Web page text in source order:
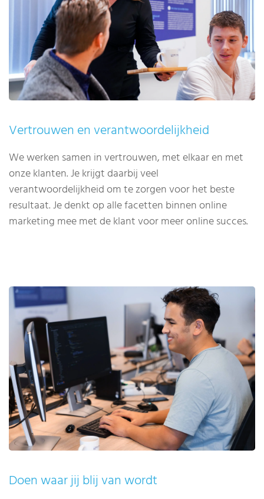
Vertrouwen en verantwoordelijkheid
We werken samen in vertrouwen, met elkaar en met
onze klanten. Je krijgt daarbij veel
verantwoordelijkheid om te zorgen voor het beste
resultaat. Je denkt op alle facetten binnen online
marketing mee met de klant voor meer online succes.
Doen waar jij blij van wordt